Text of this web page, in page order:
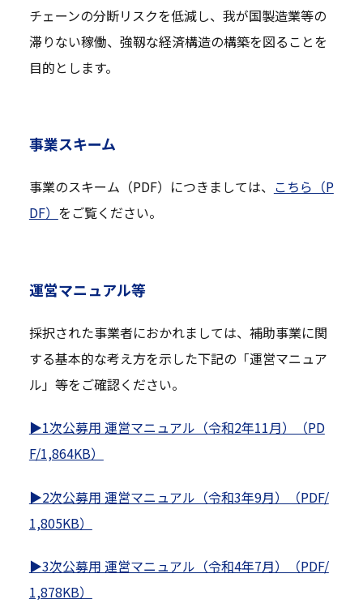
チェーンの分断リスクを低減し、我が国製造業等の
滞りない稼働、強靱な経済構造の構築を図ることを
目的とします。
事業スキーム
事業のスキーム（PDF）につきましては、 こちら（P
DF） をご覧ください。
運営マニュアル等
採択された事業者におかれましては、補助事業に関
する基本的な考え方を示した下記の「運営マニュア
ル」等をご確認ください。
▶1次公募用 運営マニュアル（令和2年11月）（PD
F/1,864KB）
▶2次公募用 運営マニュアル（令和3年9月）（PDF/
1,805KB）
▶3次公募用 運営マニュアル（令和4年7月）（PDF/
1,878KB）